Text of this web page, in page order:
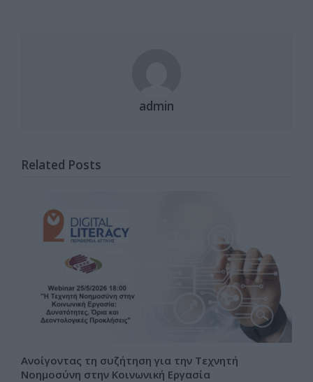
admin
Related Posts
Ανοίγοντας τη συζήτηση για την Τεχνητή
Νοημοσύνη στην Κοινωνική Εργασία